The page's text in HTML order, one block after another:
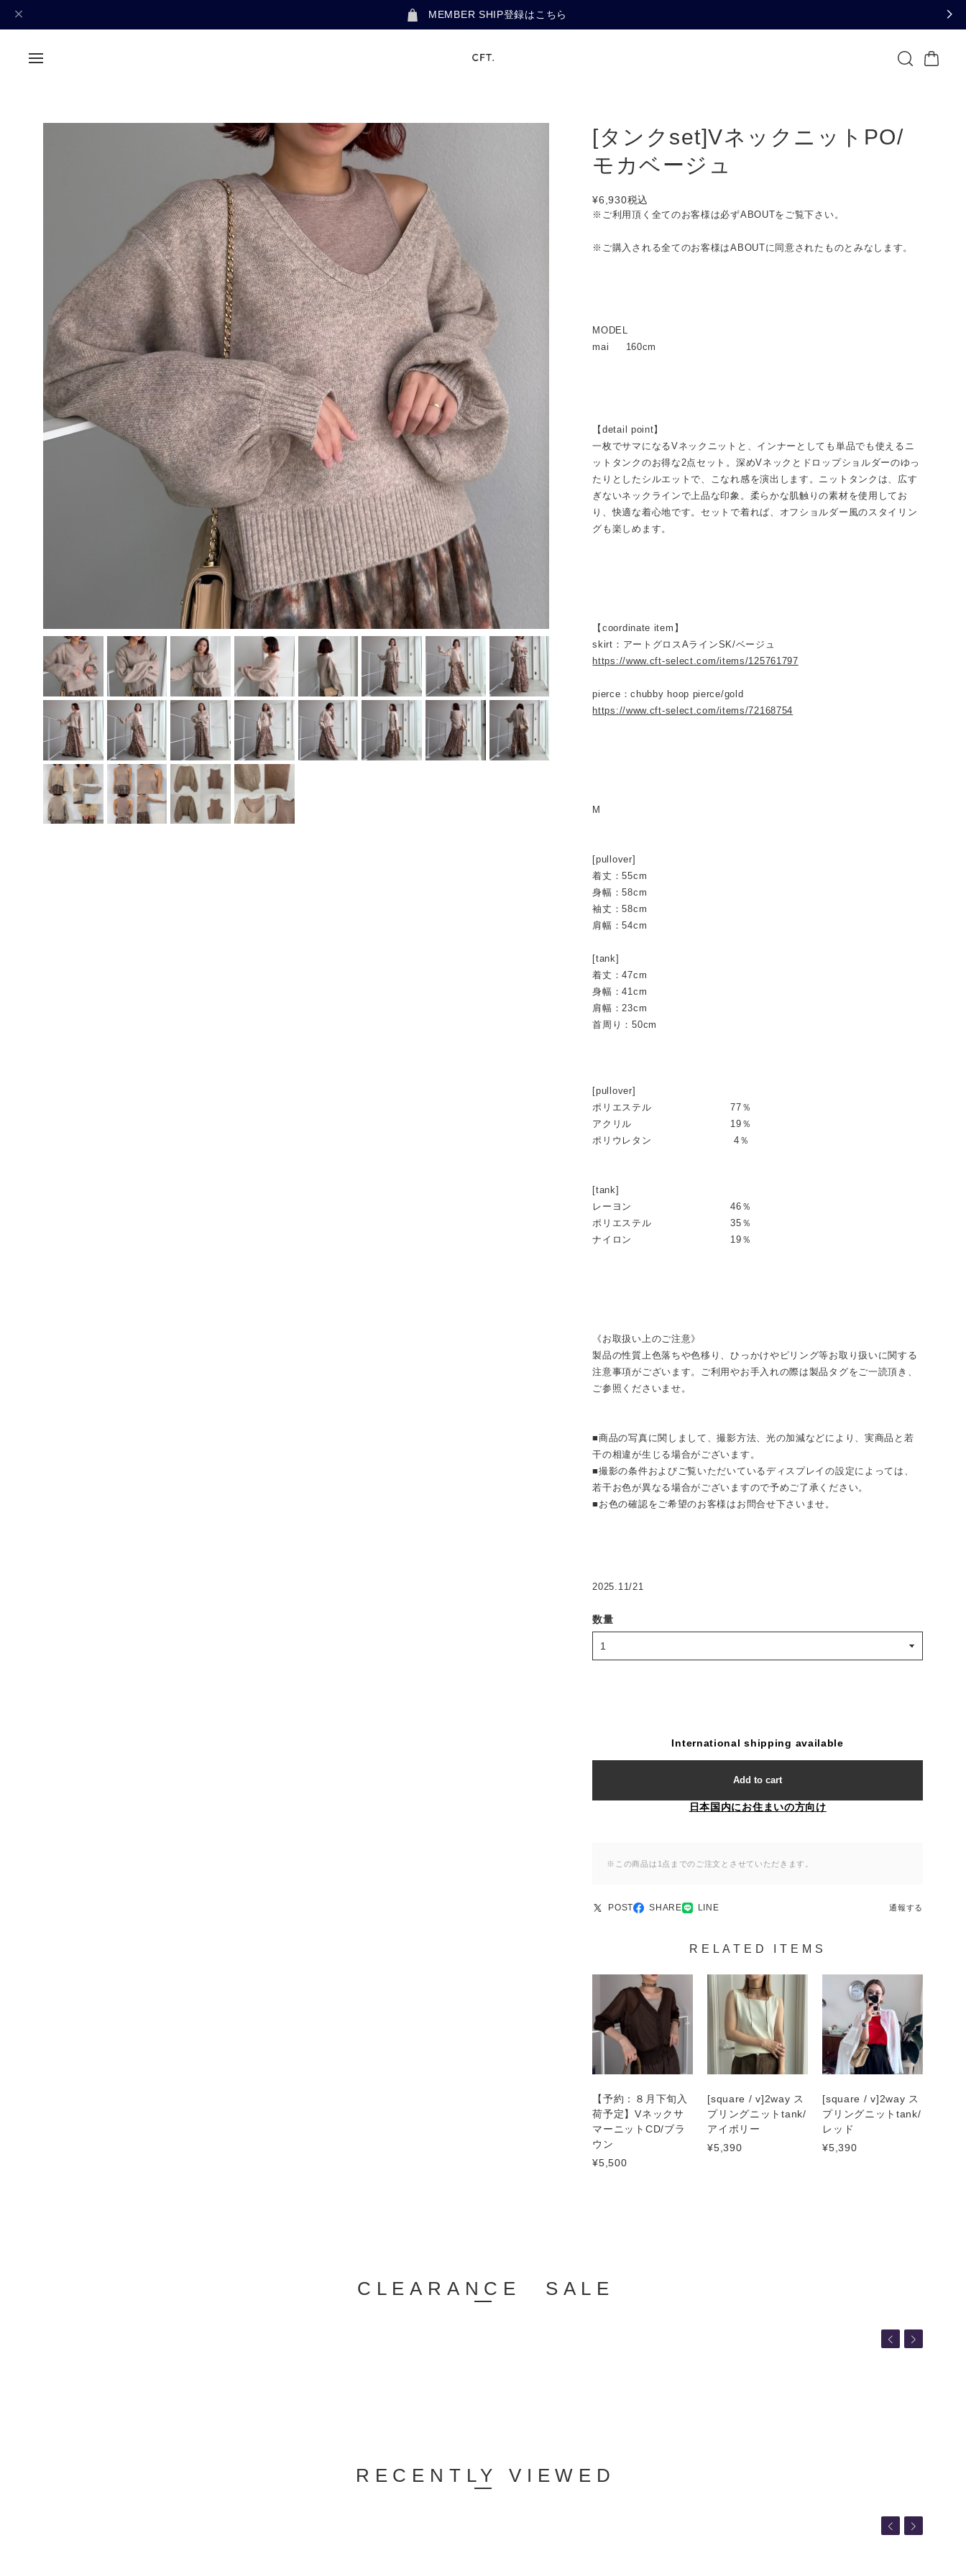
MEMBER SHIP登録はこちら
[タンクset]VネックニットPO/
モカベージュ
¥6,930税込
※ご利用頂く全てのお客様は必ずABOUTをご覧下さい。
※ご購入される全てのお客様はABOUTに同意されたものとみなします。
MODEL
mai 160cm
【detail point】
一枚でサマになるVネックニットと、インナーとしても単品でも使えるニ
ットタンクのお得な2点セット。深めVネックとドロップショルダーのゆっ
たりとしたシルエットで、こなれ感を演出します。ニットタンクは、広す
ぎないネックラインで上品な印象。柔らかな肌触りの素材を使用してお
り、快適な着心地です。セットで着れば、オフショルダー風のスタイリン
グも楽しめます。
【coordinate item】
skirt：アートグロスAラインSK/ベージュ
https://www.cft-select.com/items/125761797
pierce：chubby hoop pierce/gold
https://www.cft-select.com/items/72168754
M
[pullover]
着丈：55cm
身幅：58cm
袖丈：58cm
肩幅：54cm
[tank]
着丈：47cm
身幅：41cm
肩幅：23cm
首周り：50cm
[pullover]
ポリエステル 77％
アクリル 19％
ポリウレタン 4％
[tank]
レーヨン 46％
ポリエステル 35％
ナイロン 19％
《お取扱い上のご注意》
製品の性質上色落ちや色移り、ひっかけやピリング等お取り扱いに関する
注意事項がございます。ご利用やお手入れの際は製品タグをご一読頂き、
ご参照くださいませ。
■商品の写真に関しまして、撮影方法、光の加減などにより、実商品と若
干の相違が生じる場合がございます。
■撮影の条件およびご覧いただいているディスプレイの設定によっては、
若干お色が異なる場合がございますので予めご了承ください。
■お色の確認をご希望のお客様はお問合せ下さいませ。
2025.11/21
数量
International shipping available
Add to cart
日本国内にお住まいの方向け
※この商品は1点までのご注文とさせていただきます。
POST SHARE LINE 通報する
RELATED ITEMS
【予約：８月下旬入
荷予定】Vネックサ
マーニットCD/ブラ
ウン
¥5,500
[square / v]2way ス
プリングニットtank/
アイボリー
¥5,390
[square / v]2way ス
プリングニットtank/
レッド
¥5,390
CLEARANCE SALE
RECENTLY VIEWED